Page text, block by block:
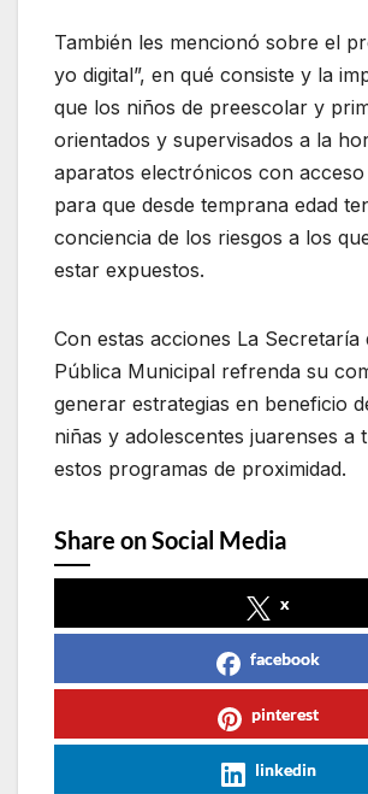
También les mencionó sobre el
yo digital”, en qué consiste y la
que los niños de preescolar y
orientados y supervisados a la
aparatos electrónicos con
para que desde temprana edad
conciencia de los riesgos a los
estar expuestos.
Con estas acciones La Secretaría
Pública Municipal refrenda su
generar estrategias en beneficio
niñas y adolescentes juarenses a
estos programas de proximidad.
Share on Social Media
x
facebook
pinterest
linkedin